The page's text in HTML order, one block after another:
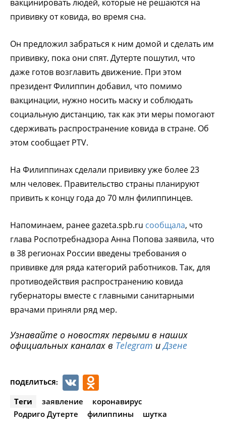
вакцинировать людей, которые не решаются на
прививку от ковида, во время сна.
Он предложил забраться к ним домой и сделать им
прививку, пока они спят. Дутерте пошутил, что
даже готов возглавить движение. При этом
президент Филиппин добавил, что помимо
вакцинации, нужно носить маску и соблюдать
социальную дистанцию, так как эти меры помогают
сдерживать распространение ковида в стране. Об
этом сообщает PTV.
На Филиппинах сделали прививку уже более 23
млн человек. Правительство страны планируют
привить к концу года до 70 млн филиппинцев.
Напоминаем, ранее gazeta.spb.ru сообщала, что
глава Роспотребнадзора Анна Попова заявила, что
в 38 регионах России введены требования о
прививке для ряда категорий работников. Так, для
противодействия распространению ковида
губернаторы вместе с главными санитарными
врачами приняли ряд мер.
Узнавайте о новостях первыми в наших
официальных каналах в Telegram иДзене
ПОДЕЛИТЬСЯ: VK
Теги заявление
коронавирус
Родриго Дутерте
филиппины шутка